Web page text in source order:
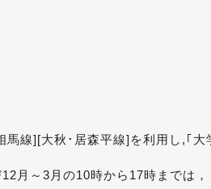
線][大秋･居森平線]を利用し,｢大
月～3月の10時から17時までは，